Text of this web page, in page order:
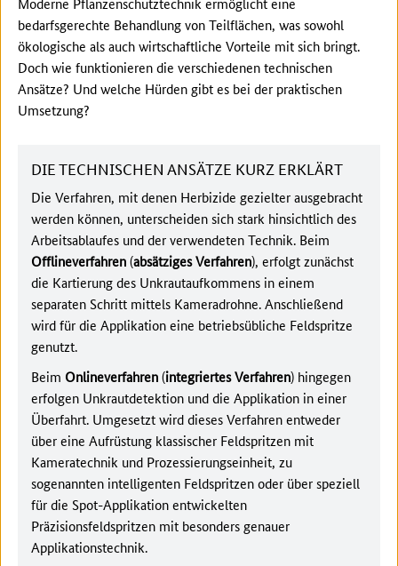
bedarfsgerechte Behandlung von Teilflächen, was sowohl
ökologische als auch wirtschaftliche Vorteile mit sich bringt.
Doch wie funktionieren die verschiedenen technischen
Ansätze? Und welche Hürden gibt es bei der praktischen
Umsetzung?
DIE TECHNISCHEN ANSÄTZE KURZ ERKLÄRT
Die Verfahren, mit denen Herbizide gezielter ausgebracht
werden können, unterscheiden sich stark hinsichtlich des
Arbeitsablaufes und der verwendeten Technik. Beim
Offlineverfahren(absätziges Verfahren), erfolgt zunächst
die Kartierung des Unkrautaufkommens in einem
separaten Schritt mittels Kameradrohne. Anschließend
wird für die Applikation eine betriebsübliche Feldspritze
genutzt.
Beim Onlineverfahren(integriertes Verfahren) hingegen
erfolgen Unkrautdetektion und die Applikation in einer
Überfahrt. Umgesetzt wird dieses Verfahren entweder
über eine Aufrüstung klassischer Feldspritzen mit
Kameratechnik und Prozessierungseinheit, zu
sogenannten intelligenten Feldspritzen oder über speziell
für die Spot-Applikation entwickelten
Präzisionsfeldspritzen mit besonders genauer
Applikationstechnik.